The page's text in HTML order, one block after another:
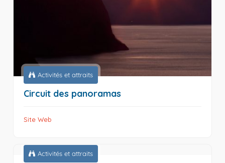
Activités et attraits
Circuit des panoramas
Site Web
Activités et attraits